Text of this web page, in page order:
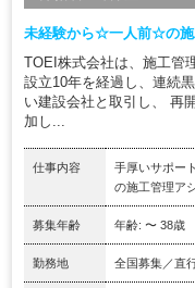
未経験から☆一人前☆の施
TOEI株式会社は、施工管
設立10年を経過し、連続
い建設会社と取引し、 再
加し...
仕事内容
手厚いサポー
の施工管理ア
募集年齢 年齢: 〜 38歳
勤務地 全国募集／直